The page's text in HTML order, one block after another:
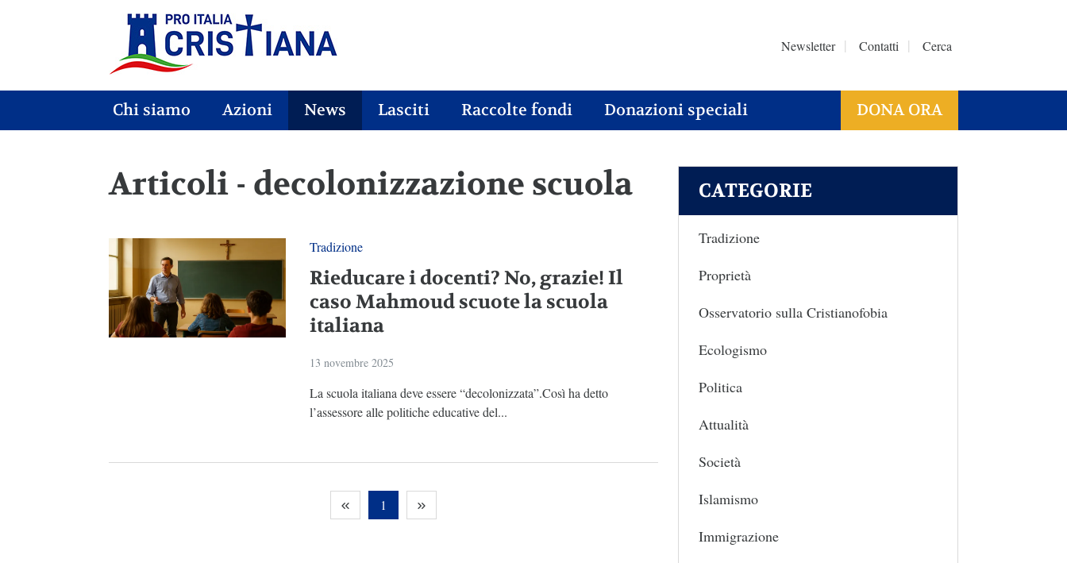
Newsletter Contatti Cerca
Chi siamo Azioni News Lasciti Raccolte fondi Donazioni speciali DONA ORA
Articoli - decolonizzazione scuola
Tradizione
Rieducare i docenti? No, grazie! Il
caso Mahmoud scuote la scuola
italiana
13 novembre 2025
La scuola italiana deve essere “decolonizzata”.Così ha detto
l’assessore alle politiche educative del...
1
CATEGORIE
Tradizione
Proprietà
Osservatorio sulla Cristianofobia
Ecologismo
Politica
Attualità
Società
Islamismo
Immigrazione